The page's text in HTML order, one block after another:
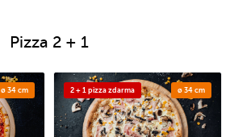
Pizza 2 + 1
ø 34 cm 2 + 1 pizza zdarma ø 34 cm